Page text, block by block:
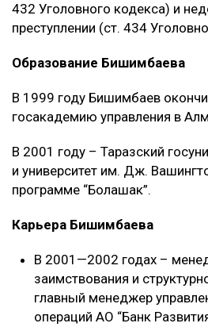
432 Уголовного кодекса) и
преступлении (ст. 434
Образование Бишимбаева
В 1999 году Бишимбаев
госакадемию управления в
В 2001 году – Таразский
и университет им. Дж.
программе “Болашак”.
Карьера Бишимбаева
В 2001—2002 годах –
заимствования и
главный менеджер
операций АО “Банк